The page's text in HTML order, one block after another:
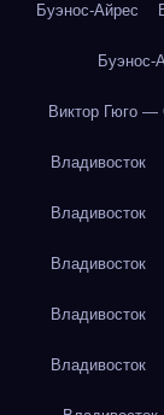
Буэнос-Айрес
Буэнос-
Виктор Гюго
Владивосток
Владивосток
Владивосток
Владивосток
Владивосток